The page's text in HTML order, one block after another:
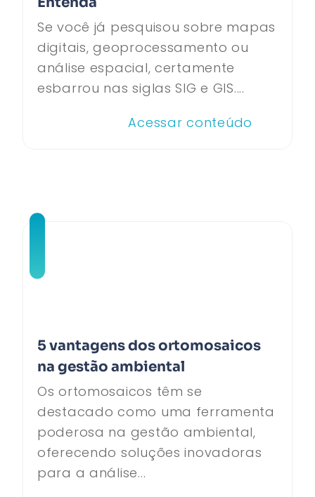
Se você já pesquisou sobre mapas
digitais, geoprocessamento ou
análise espacial, certamente
esbarrou nas siglas SIG e GIS....
Acessar conteúdo
5 vantagens dos ortomosaicos
na gestão ambiental
Os ortomosaicos têm se
destacado como uma ferramenta
poderosa na gestão ambiental,
oferecendo soluções inovadoras
para a análise...